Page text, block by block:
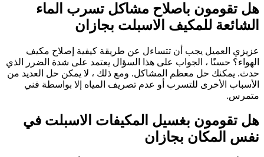
هل تقومون باصلاح مشاكل تسرب الماء
الشائعة للمكيف الاسبلت بجازان
عزيزي العميل يجب أن تتساءل عن طريقة كيفية إصلاح مكيف
الهواء؟ حسنًا ، الجواب على هذا السؤال يعتمد على شدة الضرر الذي
حدث. يمكنك حل معظم المشاكل. ومع ذلك ، لا يمكن حل العديد من
الأسباب الأخرى للتسرب أو عدم تصريف المياه إلا بواسطة فني
متمرس.
هل تقومون بغسيل المكيفات الاسبلت في
نفس المكان بجازان